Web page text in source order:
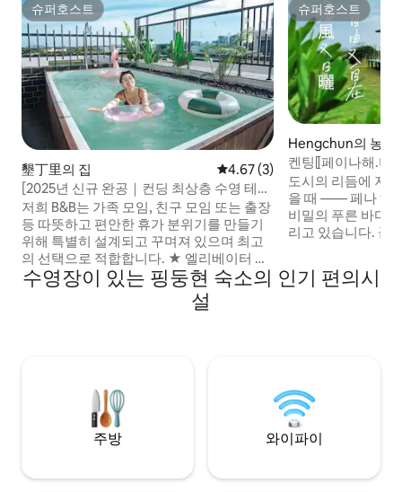
슈퍼호스트
슈퍼호스트
墾丁里의 집 평점 4.67점(5점 만점), 후기 3
4.67 (3)
[2025년 신규 완공｜컨딩 최상층 수영 테마
민박] 전용｜야외 바비큐 공간｜KTV 노래
방｜전동 마작 테이블
저희 B&B는 가족 모임, 친구 모임 또는 출장
등 따뜻하고 편안한 휴가 분위기를 만들기
위해 특별히 설계되고 꾸며져 있으며 최고
의 선택으로 적합합니다. ★ 엘리베이터 시
설.(노인 및 짐 운반에 편리) 건물 내 엘리베
이터를 이용해 모든 층을 쉽게 오갈 수 있습
니다. 계단을 오르내릴 때 짐을 들어드릴 걱
사람들이 번갈아 가며 불에 바람을 불어주
지 않아도 됩니다... 자연의 속삭임을 들으
며 특별한 요리 경험을 하실 수 있습니다. ★
옥상의 야외 라운지 공간과 수영장은 편안
살을 흠뻑 즐기고, 수영을 하고, 멀리 보이는
슈퍼호스트
슈퍼호스트
Hengchun의 농장
켄팅⟦페이나해.비
블 빌라 | 반려동물
자유로운 바비큐
보세요 - 국가여행
도시의 리듬에 지
을 때 —— 페나 해.
비밀의 푸른 바다
리고 있습니다. 끝없는 바닷바람과 부드러
며, 마치 매 순간이
된 것처럼 느껴집니다. 'Pei'는 바다
크릿 블루"는 결코
꿈의 푸른색이며,
림으로 융합되어
다. 여기서는 서두르지 않아도 되며, 인생은
한 순간에 인생의
수영장이 있는 핑둥현 숙소의 인기 편의시
설
주방 와이파이